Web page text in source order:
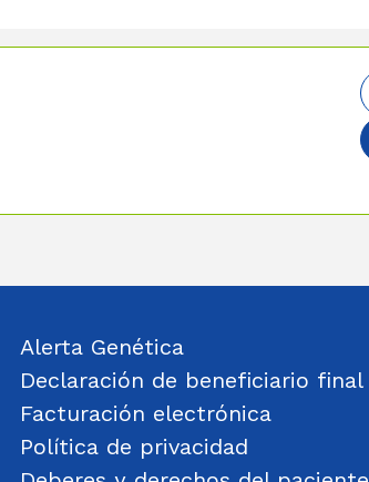
Alerta Genética
Declaración de beneficiario final
Facturación electrónica
Política de privacidad